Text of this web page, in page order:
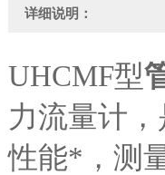
详细说明：
UHCMF型
力流量计
性能*，测